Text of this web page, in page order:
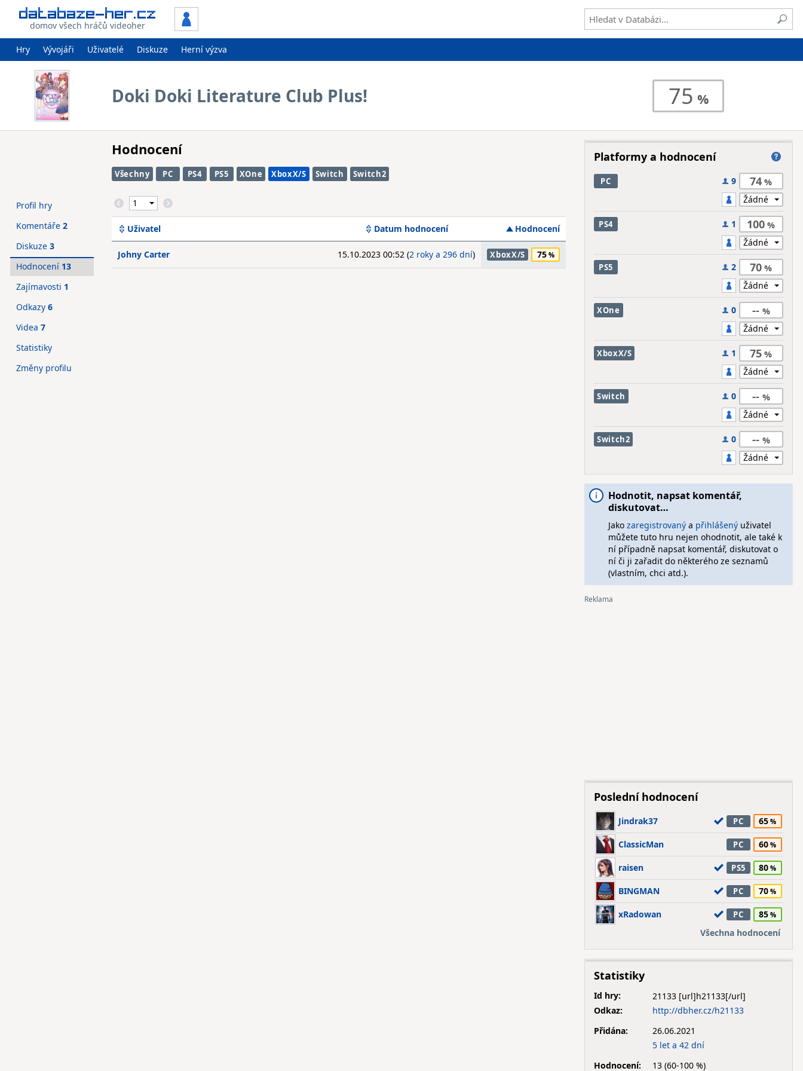
domov všech hráčů videoher
Hry Vývojáři Uživatelé Diskuze Herní výzva
Doki Doki Literature Club Plus! 75
Hodnocení
Všechny PC PS4 PS5 XOne XboxX/S Switch Switch2
Uživatel Datum hodnocení Hodnocení
Johny Carter 15.10.2023 00:52 (2 roky a 296 dní) XboxX/S 75
Profil hry
Komentáře 2
Diskuze 3
Hodnocení 13
Zajímavosti 1
Odkazy 6
Videa 7
Statistiky
Změny profilu
Platformy a hodnocení
PC 9 74
PS4 1 100
PS5 2 70
XOne 0 --
XboxX/S 1 75
Switch 0 --
Switch2 0 --
Hodnotit, napsat komentář,
diskutovat…
Jako zaregistrovanýa přihlášenýuživatel
můžete tuto hru nejen ohodnotit, ale také k
ní případně napsat komentář, diskutovat o
ní či ji zařadit do některého ze seznamů
(vlastním, chci atd.).
Poslední hodnocení
Jindrak37 PC 65
ClassicMan PC 60
raisen PS5 80
BINGMAN PC 70
xRadowan PC
85
Všechna hodnocení
Statistiky
Id hry:
21133
Odkaz:
http://dbher.cz/h21133
Přidána:
26.06.2021
5 let a 42 dní
Hodnocení:
13 (60-100 %)